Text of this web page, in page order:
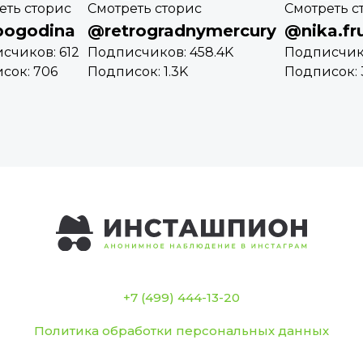
сторис
612
706
Смотреть сторис
@retrogradnymercury
Подписчиков: 458.4K
Подписок: 1.3K
Смотреть
Подписок:
+7 (499) 444-13-20
Политика обработки персональных данных